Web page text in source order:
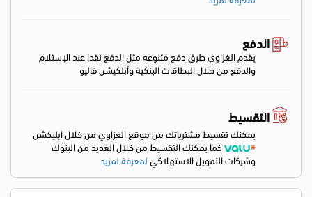
الدفع
يقدم الغزاوي طرق دفع متنوعه مثل الدفع نقدا عند الإستلام
والدفع من خلال البطاقات البنكية وأبلكيشن فاليو
التقسيط
يمكنك تقسيط مشترياتك من موقع الغزاوي من خلال ابليكشن
كما يمكنك التقسيط من خلال العديد من البنوك
وشركات التمويل الاستهلاكيلمعرفة لمزيد